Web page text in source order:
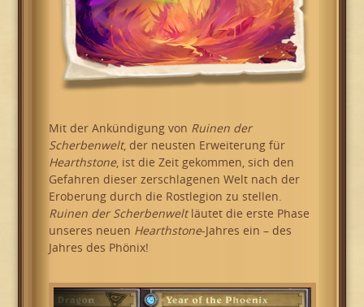
Mit der Ankündigung von Ruinen der
Scherbenwelt, der neusten Erweiterung für
Hearthstone, ist die Zeit gekommen, sich den
Gefahren dieser zerschlagenen Welt nach der
Eroberung durch die Rostlegion zu stellen.
Ruinen der Scherbenweltläutet die erste Phase
unseres neuen Hearthstone-Jahres ein – des
Jahres des Phönix!